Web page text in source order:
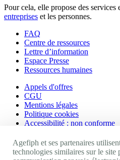
Pour cela, elle propose des services
entreprises et les personnes.
FAQ
Centre de ressources
Lettre d’information
Espace Presse
Ressources humaines
Appels d'offres
CGU
Mentions légales
Politique cookies
Accessibilité : non conforme
Nos autres sites
Agefiph et ses partenaires
technologies similaires sur le